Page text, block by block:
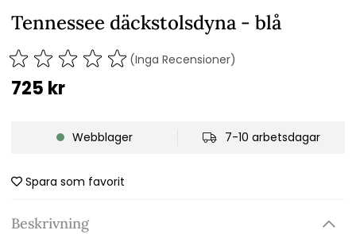
Tennessee däckstolsdyna - blå
(Inga Recensioner)
725 kr
Webblager 7-10 arbetsdagar
Spara som favorit
Beskrivning